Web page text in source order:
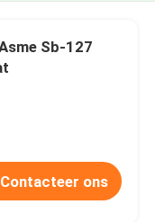
Sb-127
Contacteer ons